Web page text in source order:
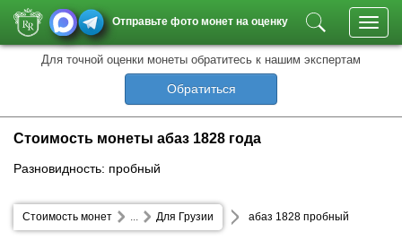
Отправьте фото монет на оценку
Для точной оценки монеты обратитесь к нашим экспертам
Обратиться
Стоимость монеты абаз 1828 года
Разновидность: пробный
Стоимость монет Для Грузии
... абаз 1828 пробный